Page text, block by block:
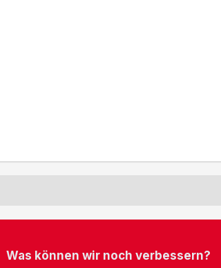
Was können wir noch verbessern?